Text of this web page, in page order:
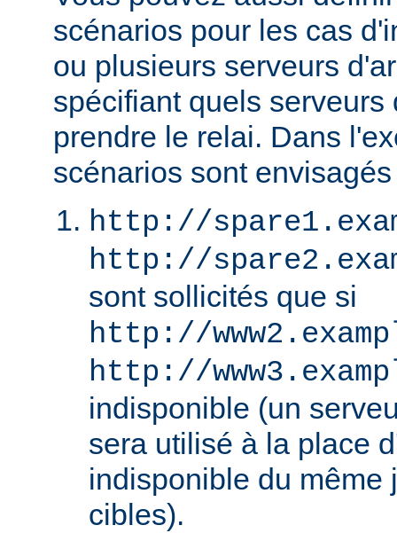
scénarios pour les cas
ou plusieurs serveurs
spécifiant quels serveurs
prendre le relai. Dans
scénarios sont
http://
http://
sont sollicités que si
http://
http://
indisponible (un
sera utilisé à la place
indisponible du même
cibles).